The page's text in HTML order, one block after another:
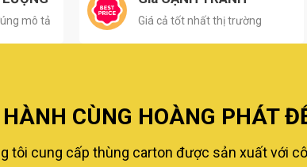
mô tả Giá cả tốt nhất thị trường
CÙNG HOÀNG PHÁT
tôi cung cấp thùng carton được sản xuất với